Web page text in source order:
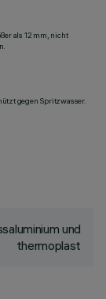
als 12 mm, nicht
gegen Spritzwasser.
und
thermoplast